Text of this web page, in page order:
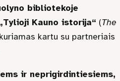
bibliotekoje
Kauno istorija“ (The
kartu su partneriais
ir neprigirdintiesiems,